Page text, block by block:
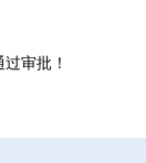
审批！